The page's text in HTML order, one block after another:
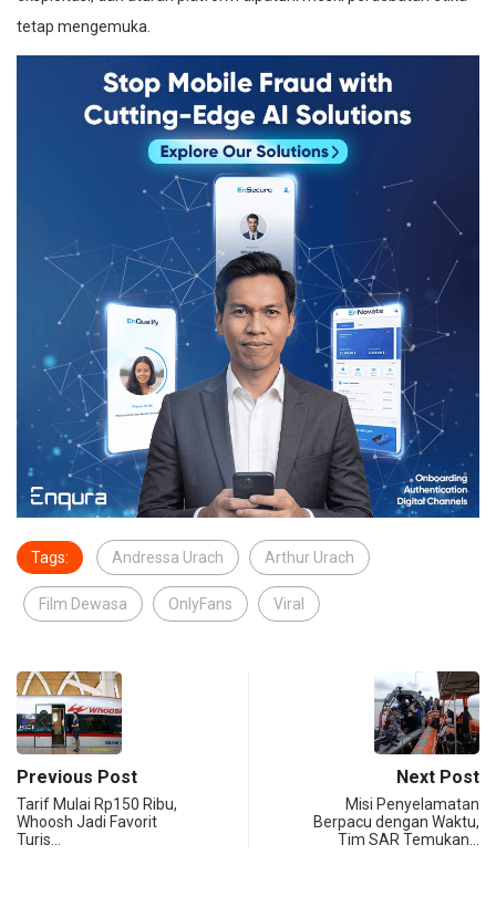
tetap mengemuka.
Tags: Andressa Urach Arthur Urach
Film Dewasa OnlyFans Viral
Previous Post
Tarif Mulai Rp150 Ribu,
Whoosh Jadi Favorit
Turis…
Next Post
Misi Penyelamatan
Berpacu dengan Waktu,
Tim SAR Temukan…